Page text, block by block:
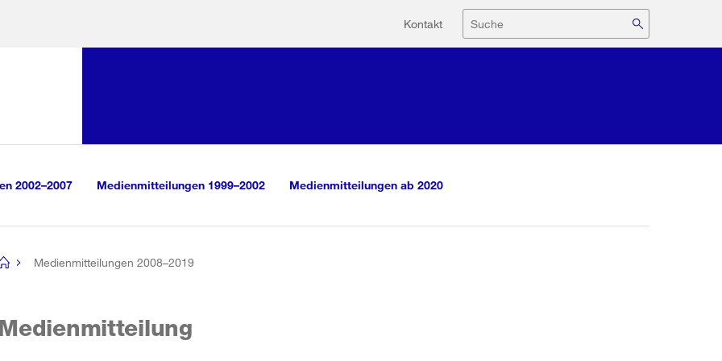
Hilfsnavigation
Kontakt Suche
2002–2007 Medienmitteilungen 1999–2002 Medienmitteilungen ab 2020
Medienmitteilungen 2008–2019